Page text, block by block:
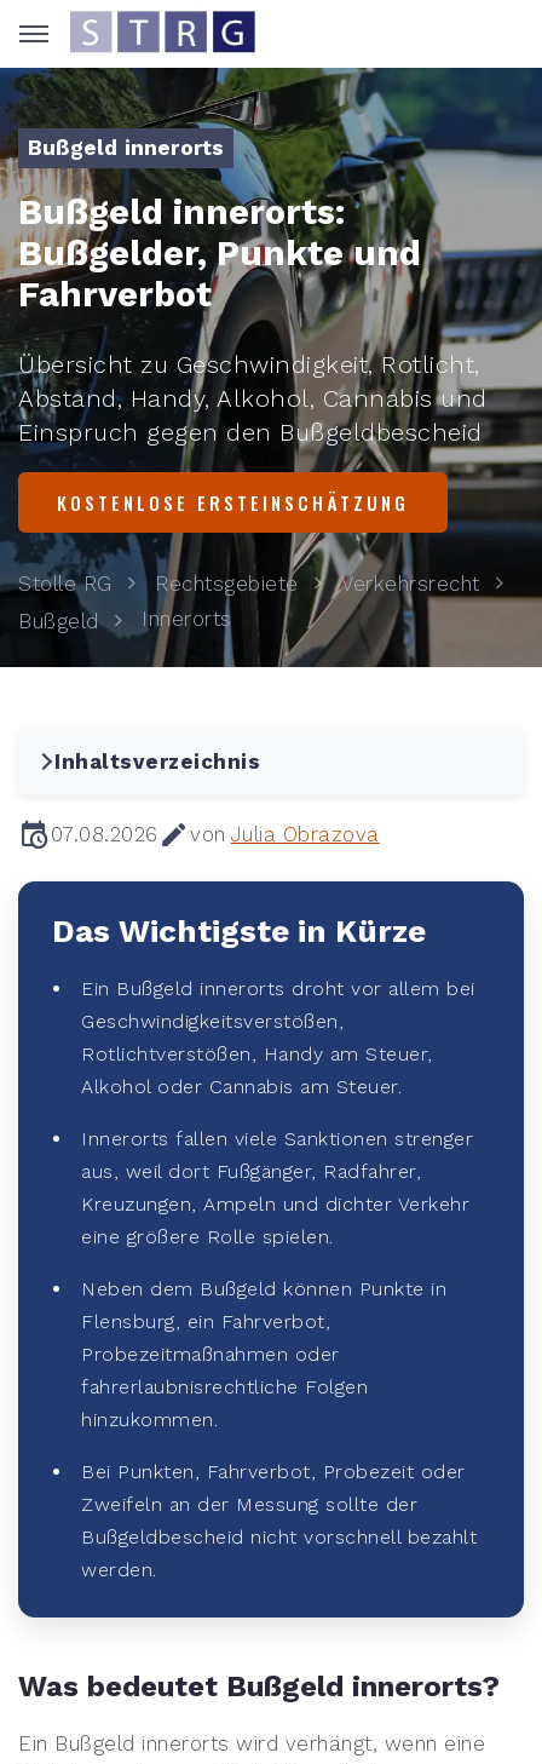
Bußgeld innerorts
Bußgeld innerorts:
Bußgelder, Punkte und
Fahrverbot
Übersicht zu Geschwindigkeit, Rotlicht,
Abstand, Handy, Alkohol, Cannabis und
Einspruch gegen den Bußgeldbescheid
KOSTENLOSE ERSTEINSCHÄTZUNG
Stolle RG Rechtsgebiete
Verkehrsrecht
Bußgeld
Innerorts
07.08.2026 von Julia Obrazova
Das Wichtigste in Kürze
Ein Bußgeld innerorts droht vor allem bei
Geschwindigkeitsverstößen,
Rotlichtverstößen, Handy am Steuer,
Alkohol oder Cannabis am Steuer.
Innerorts fallen viele Sanktionen strenger
aus, weil dort Fußgänger, Radfahrer,
Kreuzungen, Ampeln und dichter Verkehr
eine größere Rolle spielen.
Neben dem Bußgeld können Punkte in
Flensburg, ein Fahrverbot,
Probezeitmaßnahmen oder
fahrerlaubnisrechtliche Folgen
hinzukommen.
Bei Punkten, Fahrverbot, Probezeit oder
Zweifeln an der Messung sollte der
Bußgeldbescheid nicht vorschnell bezahlt
werden.
Was bedeutet Bußgeld innerorts?
Ein Bußgeld innerorts wird verhängt, wenn eine
Inhaltsverzeichnis